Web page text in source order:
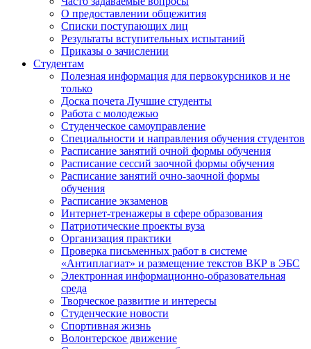
О предоставлении общежития
Списки поступающих лиц
Результаты вступительных испытаний
Приказы о зачислении
Студентам
Полезная информация для первокурсников и не
только
Доска почета Лучшие студенты
Работа с молодежью
Студенческое самоуправление
Специальности и направления обучения студентов
Расписание занятий очной формы обучения
Расписание сессий заочной формы обучения
Расписание занятий очно-заочной формы
обучения
Расписание экзаменов
Интернет-тренажеры в сфере образования
Патриотические проекты вуза
Организация практики
Проверка письменных работ в системе
«Антиплагиат» и размещение текстов ВКР в ЭБС
Электронная информационно-образовательная
среда
Творческое развитие и интересы
Студенческие новости
Спортивная жизнь
Волонтерское движение